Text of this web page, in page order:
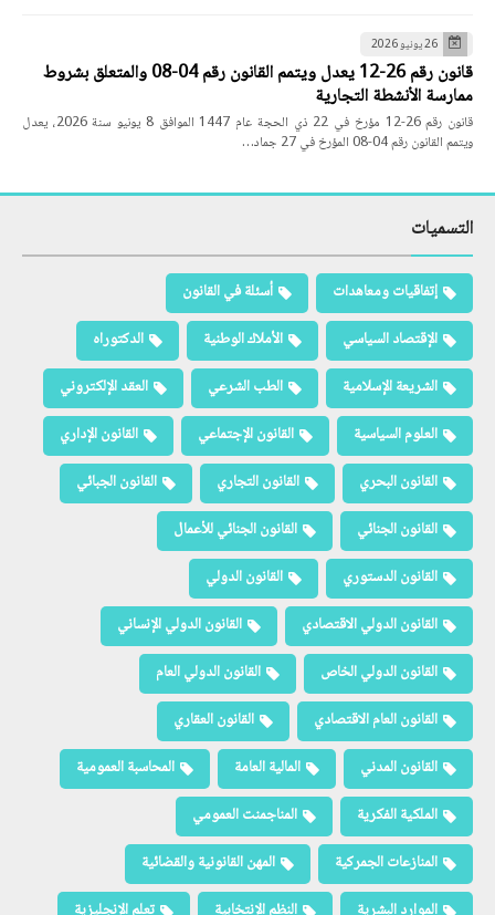
26 يونيو 2026
قانون رقم 26-12 يعدل ويتمم القانون رقم 04-08 والمتعلق بشروط
ممارسة الأنشطة التجارية
قانون رقم 26-12 مؤرخ في 22 ذي الحجة عام 1447 الموافق 8 يونيو سنة 2026، يعدل
ويتمم القانون رقم 04-08 المؤرخ في 27 جماد…
التسميات
إتفاقيات ومعاهدات
أسئلة في القانون
الإقتصاد السياسي
الأملاك الوطنية
الدكتوراه
الشريعة الإسلامية
الطب الشرعي
العقد الإلكتروني
العلوم السياسية
القانون الإجتماعي
القانون الإداري
القانون البحري
القانون التجاري
القانون الجبائي
القانون الجنائي
القانون الجنائي للأعمال
القانون الدستوري
القانون الدولي
القانون الدولي الاقتصادي
القانون الدولي الإنساني
القانون الدولي الخاص
القانون الدولي العام
القانون العام الاقتصادي
القانون العقاري
القانون المدني
المالية العامة
المحاسبة العمومية
الملكية الفكرية
المناجمنت العمومي
المنازعات الجمركية
المهن القانونية والقضائية